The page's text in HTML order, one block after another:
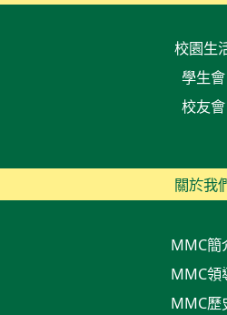
校園生
學生會
校友會
關於我
MMC簡
MMC領
MMC歷